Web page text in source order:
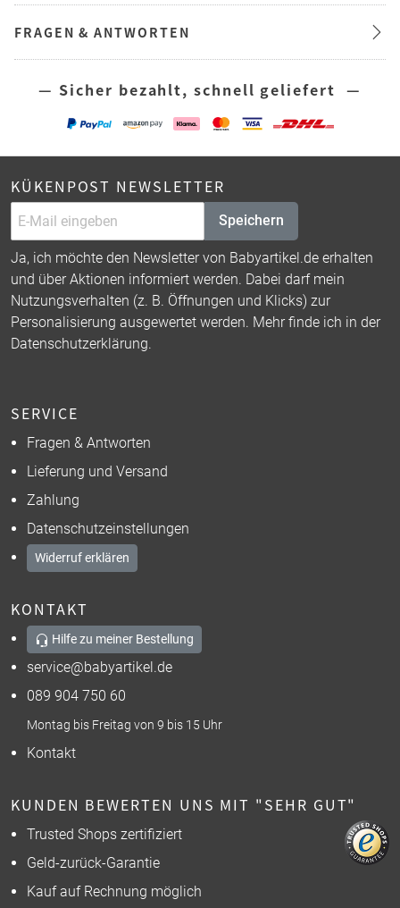
FRAGEN & ANTWORTEN
— Sicher bezahlt, schnell geliefert —
KÜKENPOST NEWSLETTER
Speichern
Ja, ich möchte den Newsletter von Babyartikel.de erhalten
und über Aktionen informiert werden. Dabei darf mein
Nutzungsverhalten (z. B. Öffnungen und Klicks) zur
Personalisierung ausgewertet werden. Mehr finde ich in der
Datenschutzerklärung.
SERVICE
Fragen & Antworten
Lieferung und Versand
Zahlung
Datenschutzeinstellungen
Widerruf erklären
KONTAKT
Hilfe zu meiner Bestellung
service@babyartikel.de
089 904 750 60
Montag bis Freitag von 9 bis 15 Uhr
Kontakt
KUNDEN BEWERTEN UNS MIT "SEHR GUT"
Trusted Shops zertifiziert
Geld-zurück-Garantie
Kauf auf Rechnung möglich